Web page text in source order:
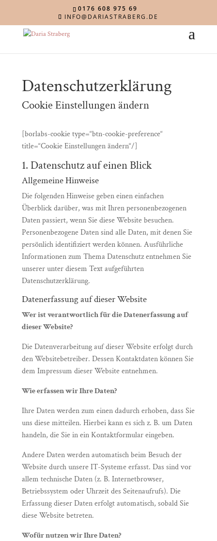
0176 608 975 69
INFO@DARIASTRABERG.DE
Datenschutzerklärung
Cookie Einstellungen ändern
[borlabs-cookie type=“btn-cookie-preference“
title=“Cookie Einstellungen ändern“/]
1. Datenschutz auf einen Blick
Allgemeine Hinweise
Die folgenden Hinweise geben einen einfachen
Überblick darüber, was mit Ihren personenbezogenen
Daten passiert, wenn Sie diese Website besuchen.
Personenbezogene Daten sind alle Daten, mit denen Sie
persönlich identifiziert werden können. Ausführliche
Informationen zum Thema Datenschutz entnehmen Sie
unserer unter diesem Text aufgeführten
Datenschutzerklärung.
Datenerfassung auf dieser Website
Wer ist verantwortlich für die Datenerfassung auf
dieser Website?
Die Datenverarbeitung auf dieser Website erfolgt durch
den Websitebetreiber. Dessen Kontaktdaten können Sie
dem Impressum dieser Website entnehmen.
Wie erfassen wir Ihre Daten?
Ihre Daten werden zum einen dadurch erhoben, dass Sie
uns diese mitteilen. Hierbei kann es sich z. B. um Daten
handeln, die Sie in ein Kontaktformular eingeben.
Andere Daten werden automatisch beim Besuch der
Website durch unsere IT-Systeme erfasst. Das sind vor
allem technische Daten (z. B. Internetbrowser,
Betriebssystem oder Uhrzeit des Seitenaufrufs). Die
Erfassung dieser Daten erfolgt automatisch, sobald Sie
diese Website betreten.
Wofür nutzen wir Ihre Daten?